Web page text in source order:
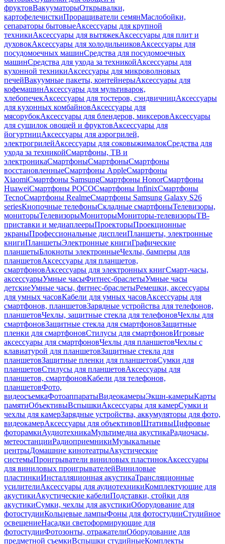
фруктовВакууматорыОткрывалки,
картофелечисткиПроращиватели семянМаслобойки,
сепараторы бытовыеАксессуары для крупной
техникиАксессуары для вытяжекАксессуары для плит и
духовокАксессуары для холодильниковАксессуары для
посудомоечных машинСредства для посудомоечных
машинСредства для ухода за техникойАксессуары для
кухонной техникиАксессуары для микроволновых
печейВакуумные пакеты, контейнерыАксессуары для
кофемашинАксессуары для мультиварок,
хлебопечекАксессуары для тостеров, сэндвичницАксессуары
для кухонных комбайновАксессуары для
мясорубокАксессуары для блендеров, миксеровАксессуары
для сушилок овощей и фруктовАксессуары для
йогуртницАксессуары для аэрогрилей,
электрогрилейАксессуары для соковыжималокСредства для
ухода за техникойСмартфоны, ТВ и
электроникаСмартфоныСмартфоныСмартфоны
восстановленныеСмартфоны AppleСмартфоны
XiaomiСмартфоны SamsungСмартфоны HonorСмартфоны
HuaweiСмартфоны POCOСмартфоны InfinixСмартфоны
TecnoСмартфоны RealmeСмартфоны Samsung Galaxy S26
seriesКнопочные телефоныСкладные смартфоныТелевизоры,
мониторыТелевизорыМониторыМониторы-телевизорыТВ-
приставки и медиаплеерыПроекторыПроекционные
экраныПрофессиональные дисплеиПланшеты, электронные
книгиПланшетыЭлектронные книгиГрафические
планшетыБлокноты электронныеЧехлы, бамперы для
планшетовАксессуары для планшетов,
смартфоновАксессуары для электронных книгСмарт-часы,
аксессуарыУмные часыФитнес-браслетыУмные часы
детскиеУмные часы, фитнес-браслетыРемешки, аксессуары
для умных часовКабели для умных часовАксессуары для
смартфонов, планшетовЗарядные устройства для телефонов,
планшетовЧехлы, защитные стекла для телефоновЧехлы для
смартфоновЗащитные стекла для смартфоновЗащитные
пленки для смартфоновСтилусы для смартфоновИгровые
аксессуары для смартфоновЧехлы для планшетовЧехлы с
клавиатурой для планшетовЗащитные стекла для
планшетовЗащитные пленки для планшетовСумки для
планшетовСтилусы для планшетовАксессуары для
планшетов, смартфоновКабели для телефонов,
планшетовФото,
видеосъемкаФотоаппаратыВидеокамерыЭкшн-камерыКарты
памятиОбъективыВспышкиАксессуары для камерСумки и
чехлы для камерЗарядные устройства, аккумуляторы для фото,
видеокамерАксессуары для объективовШтативыЦифровые
фоторамкиАудиотехникаМультимедиа акустикаРадиочасы,
метеостанцииРадиоприемникиМузыкальные
центрыДомашние кинотеатрыАкустические
системыПроигрыватели виниловых пластинокАксессуары
для виниловых проигрывателейВиниловые
пластинкиИнсталляционная акустикаТрансляционные
усилителиАксессуары для аудиотехникиКомплектующие для
акустикиАкустические кабелиПодставки, стойки для
акустикиСумки, чехлы для акустикиОборудование для
фотостудииКольцевые лампыФоны для фотостудииСтудийное
освещениеНасадки светоформирующие для
фотостудииФотозонты, отражателиОборудование для
предметной съемкиВспышки студийныеКомплекты